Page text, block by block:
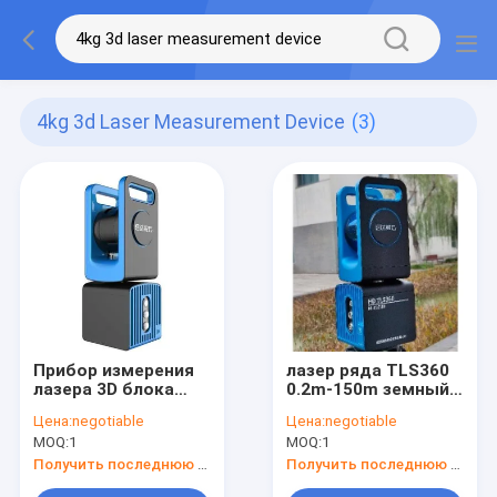
4kg 3d Laser Measurement Device (3)
Прибор измерения
лазера 3D блока
4kg HD TLS360
промышленный
облегченный
Цена:negotiable
MOQ:1
лазер ряда TLS360
0.2m-150m земный
блок развертки
лазера прибора 3D
на открытом
воздухе
Цена:negotiable
MOQ:1